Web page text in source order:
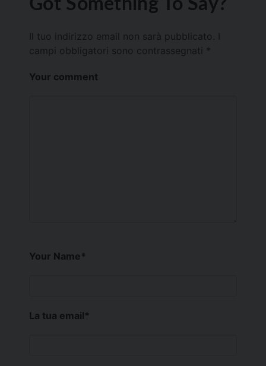
Il tuo indirizzo email non sarà pubblicato.
campi obbligatori sono contrassegnati *
Your comment
Your Name*
La tua email*